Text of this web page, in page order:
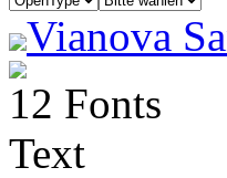
Vianova
12 Fonts
Text